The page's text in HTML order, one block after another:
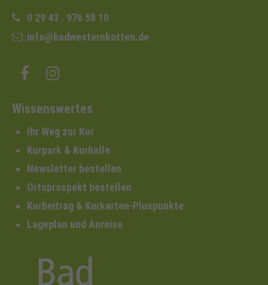
0 29 43 . 976 58 10
info@badwesternkotten.de
Wissenswertes
Ihr Weg zur Kur
Kurpark & Kurhalle
Newsletter bestellen
Ortsprospekt bestellen
Kurbeitrag & Kurkarten-Pluspunkte
Lageplan und Anreise